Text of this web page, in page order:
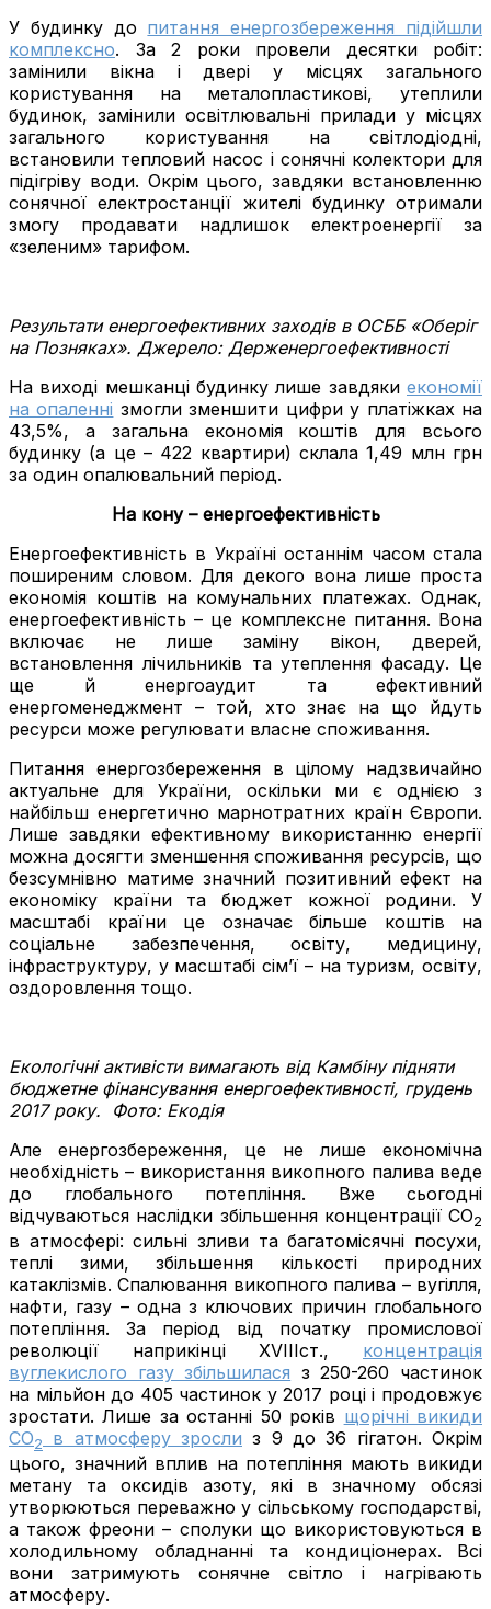
У будинку до питання енергозбереження підійшли
комплексно. За 2 роки провели десятки робіт:
замінили вікна і двері у місцях загального
користування на металопластикові, утеплили
будинок, замінили освітлювальні прилади у місцях
загального користування на світлодіодні,
встановили тепловий насос і сонячні колектори для
підігріву води. Окрім цього, завдяки встановленню
сонячної електростанції жителі будинку отримали
змогу продавати надлишок електроенергії за
«зеленим» тарифом.
Результати енергоефективних заходів в ОСББ «Оберіг
на Позняках». Джерело: Держенергоефективності
На виході мешканці будинку лише завдяки економії
на опаленні змогли зменшити цифри у платіжках на
43,5%, а загальна економія коштів для всього
будинку (а це – 422 квартири) склала 1,49 млн грн
за один опалювальний період.
На кону – енергоефективність
Енергоефективність в Україні останнім часом стала
поширеним словом. Для декого вона лише проста
економія коштів на комунальних платежах. Однак,
енергоефективність – це комплексне питання. Вона
включає не лише заміну вікон, дверей,
встановлення лічильників та утеплення фасаду. Це
ще й енергоаудит та ефективний
енергоменеджмент – той, хто знає на що йдуть
ресурси може регулювати власне споживання.
Питання енергозбереження в цілому надзвичайно
актуальне для України, оскільки ми є однією з
найбільш енергетично марнотратних країн Європи.
Лише завдяки ефективному використанню енергії
можна досягти зменшення споживання ресурсів, що
безсумнівно матиме значний позитивний ефект на
економіку країни та бюджет кожної родини. У
масштабі країни це означає більше коштів на
соціальне забезпечення, освіту, медицину,
інфраструктуру, у масштабі сім’ї – на туризм, освіту,
оздоровлення тощо.
Екологічні активісти вимагають від Камбіну підняти
бюджетне фінансування енергоефективності, грудень
2017 року. Фото: Екодія
Але енергозбереження, це не лише економічна
необхідність – використання викопного палива веде
до глобального потепління. Вже сьогодні
відчуваються наслідки збільшення концентрації СО2
в атмосфері: сильні зливи та багатомісячні посухи,
теплі зими, збільшення кількості природних
катаклізмів. Спалювання викопного палива – вугілля,
нафти, газу – одна з ключових причин глобального
потепління. За період від початку промислової
революції наприкінці XVIIIст., концентрація
вуглекислого газу збільшилася з 250-260 частинок
на мільйон до 405 частинок у 2017 році і продовжує
зростати. Лише за останні 50 років щорічні викиди
СО2 в атмосферу зросли з 9 до 36 гігатон. Окрім
цього, значний вплив на потепління мають викиди
метану та оксидів азоту, які в значному обсязі
утворюються переважно у сільському господарстві,
а також фреони – сполуки що використовуються в
холодильному обладнанні та кондиціонерах. Всі
вони затримують сонячне світло і нагрівають
атмосферу.